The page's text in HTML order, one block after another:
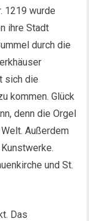
1219 wurde
ihre Stadt
durch die
sich die
kommen. Glück
denn die Orgel
Außerdem
und St.
Das